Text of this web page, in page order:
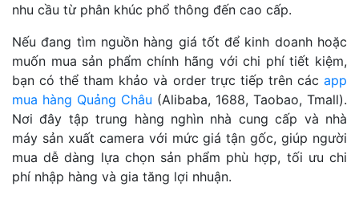
nhu cầu từ phân khúc phổ thông đến cao cấp.
Nếu đang tìm nguồn hàng giá tốt để kinh doanh hoặc
muốn mua sản phẩm chính hãng với chi phí tiết kiệm,
bạn có thể tham khảo và order trực tiếp trên các app
mua hàng Quảng Châu (Alibaba, 1688, Taobao, Tmall).
Nơi đây tập trung hàng nghìn nhà cung cấp và nhà
máy sản xuất camera với mức giá tận gốc, giúp người
mua dễ dàng lựa chọn sản phẩm phù hợp, tối ưu chi
phí nhập hàng và gia tăng lợi nhuận.